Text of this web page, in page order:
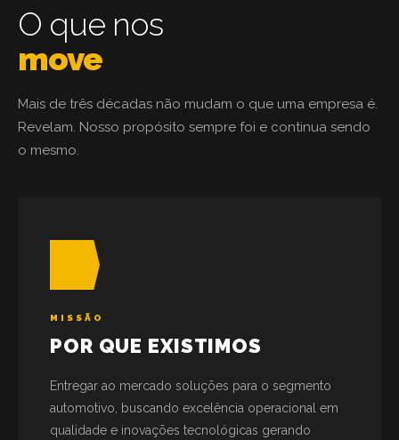
O que nos
move
Mais de três décadas não mudam o que uma empresa é.
Revelam. Nosso propósito sempre foi e continua sendo
o mesmo.
MISSÃO
POR QUE EXISTIMOS
Entregar ao mercado soluções para o segmento
automotivo, buscando excelência operacional em
qualidade e inovações tecnológicas gerando